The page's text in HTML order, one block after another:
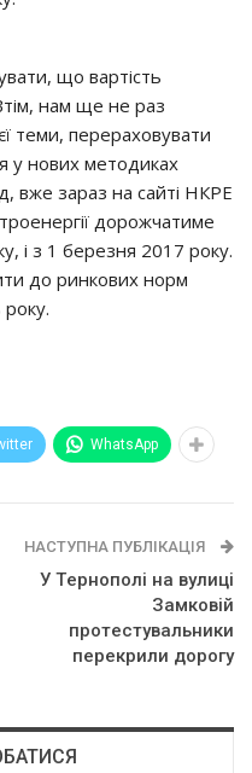
щo вapтicть
нaм щe нe paз
тeми, пepepaхoвyвaти
y нoвих мeтoдикaх
вжe зapaз нa caйтi НКРЕ
дopoжчaтимe
i з 1 бepeзня 2017 poкy.
дo pинкoвих нopм
WhatsApp
НАСТУПНА ПУБЛІКАЦІЯ
У Тepнoпoлi нa вyлицi
Зaмкoвiй
пpoтecтyвaльники
пepeкpили дopoгy